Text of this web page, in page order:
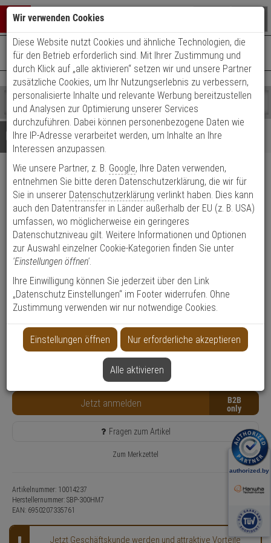
0 ARTIKEL IM WARENKORB
Ihr Warenkorb ist momentan leer.
Ergebnisse ()
Fertig
Shop
durchsuchen
Bitte
geben
Sie
Zeichen
ein,
um
Suche
starten.
Es
wurde
noch
Suche
gestartet
+49 (0)821 899 493-0Mo. - Do.: 8:00 - 16:30 | Fr.: 8:00 - 14:00 Uhr
Details Beratung
Hanwha SBP-300HM7
Flanschplatte Deckenbef. Dome
Produktmerkmale
Datenblatt drucken
Produktinformationen
Halterung, Zubehörartikel - Modell: Hanwha Vision Montagezubehör
Anwendung: Videoüberwachung
Farbe: Elfenbein
Nur für Gewerbekunden
Lieferzeit: 6-8 Werktage, wird für Sie bestellt**
Jetzt anmelden B2B
Fragen zum Artikel
Zum Merkzettel
Artikelnummer: 10014237
Herstellernummer: SBP-300HM7
EAN: 6950207335761
Jetzt Geschäftskunde werden und attraktive Vorteile
Wir verwenden Cookies
Diese Website nutzt Cookies und ähnliche Technologien, die
für den Betrieb erforderlich sind. Mit Ihrer Zustimmung und
durch Klick auf „alle aktivieren“ setzen wir und unsere Partner
zusätzliche Cookies, um Ihr Nutzungserlebnis zu verbessern,
personalisierte Inhalte und relevante Werbung bereitzustellen
und Analysen zur Optimierung unserer Services
durchzuführen. Dabei können personenbezogene Daten wie
Ihre IP-Adresse verarbeitet werden, um Inhalte an Ihre
Interessen anzupassen.
Wie unsere Partner, z. B. Google, Ihre Daten verwenden,
entnehmen Sie bitte deren Datenschutzerklärung, die wir für
Sie in unserer Datenschutzerklärung verlinkt haben. Dies kann
auch den Datentransfer in Länder außerhalb der EU (z. B. USA)
umfassen, wo möglicherweise ein geringeres
Datenschutzniveau gilt. Weitere Informationen und Optionen
zur Auswahl einzelner Cookie-Kategorien finden Sie unter
'Einstellungen öffnen'.
Ihre Einwilligung können Sie jederzeit über den Link
„Datenschutz Einstellungen“ im Footer widerrufen. Ohne
Zustimmung verwenden wir nur notwendige Cookies.
Einstellungen öffnen Nur erforderliche akzeptieren
Alle aktivieren